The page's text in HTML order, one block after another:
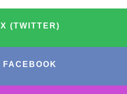
X (TWITTER)
FACEBOOK